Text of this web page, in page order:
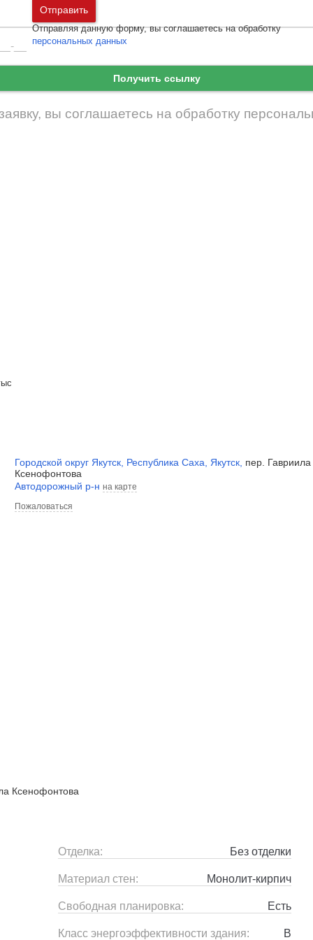
Москва
Московская область
Петербург иЛенинградская
Войти Забыли пароль
Ещё нет аккаунта?
Зарегистрироваться
Городской округ Якутск Республика Саха Якутск пер. Гавриила
Ксенофонтова
Автодорожный р-н на карте
Пожаловаться
Ксенофонтова
Отделка: Без отделки
Материал стен: Монолит-кирпич
Свободная планировка: Есть
Класс энергоэффективности здания: B
Получить ссылку
вы соглашаетесь на обработку
Отправить
Отправляя данную форму, вы соглашаетесь на обработку
персональных данных